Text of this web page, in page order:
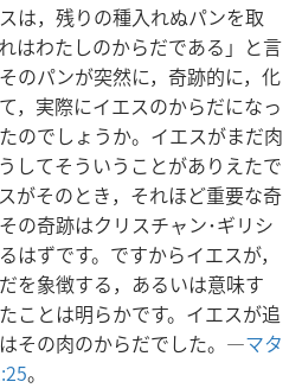
は，残りの種入れぬパンを取
はわたしのからだである」と言
のパンが突然に，奇跡的に，化
，実際にイエスのからだになっ
のでしょうか。イエスがまだ肉
してそういうことがありえたで
がそのとき，それほど重要な奇
の奇跡はクリスチャン･ギリシ
はずです。ですからイエスが，
を象徴する，あるいは意味す
ことは明らかです。イエスが追
その肉のからだでした。―マタ
。